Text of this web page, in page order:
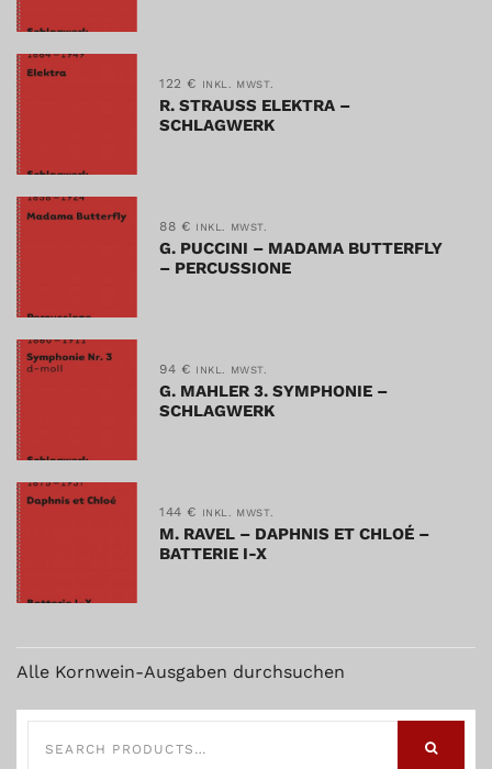
122 € INKL. MWST.
R. STRAUSS ELEKTRA –
SCHLAGWERK
88 € INKL. MWST.
G. PUCCINI – MADAMA BUTTERFLY
– PERCUSSIONE
94 € INKL. MWST.
G. MAHLER 3. SYMPHONIE –
SCHLAGWERK
144 € INKL. MWST.
M. RAVEL – DAPHNIS ET CHLOÉ –
BATTERIE I-X
Alle Kornwein-Ausgaben durchsuchen
SEARCH
FOR: